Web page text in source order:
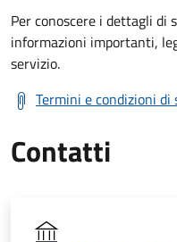
Per conoscere i dettagli di
informazioni importanti,
servizio.
Termini e condizioni di
Contatti